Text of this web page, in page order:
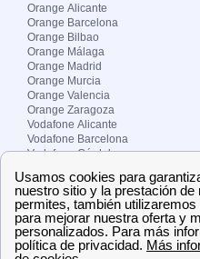
Orange Alicante
Orange Barcelona
Orange Bilbao
Orange Málaga
Orange Madrid
Orange Murcia
Orange Valencia
Orange Zaragoza
Vodafone Alicante
Vodafone Barcelona
Vodafone Córdoba
Vodafone Madrid
Vodafone Murcia
Vodafone Valencia
Sobre Zona-internet.com